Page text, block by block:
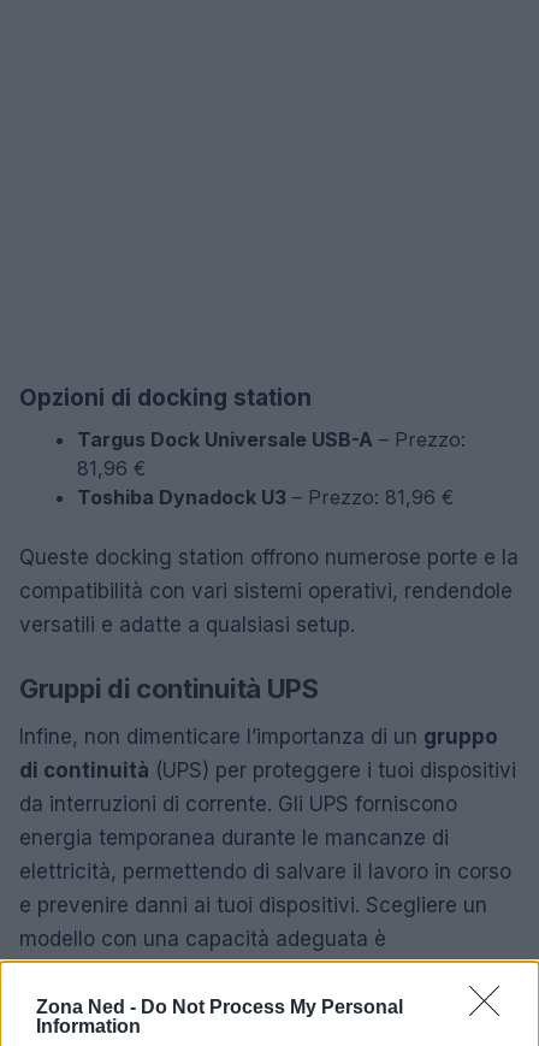
Zona Ned - Do Not Process My Personal
Information
Opzioni di docking station
Targus Dock Universale USB-A – Prezzo:
81,96 €
Toshiba Dynadock U3 – Prezzo: 81,96 €
Queste docking station offrono numerose porte e la
compatibilità con vari sistemi operativi, rendendole
versatili e adatte a qualsiasi setup.
Gruppi di continuità UPS
Infine, non dimenticare l’importanza di un gruppo
di continuità (UPS) per proteggere i tuoi dispositivi
da interruzioni di corrente. Gli UPS forniscono
energia temporanea durante le mancanze di
elettricità, permettendo di salvare il lavoro in corso
e prevenire danni ai tuoi dispositivi. Scegliere un
modello con una capacità adeguata è
necessaria.